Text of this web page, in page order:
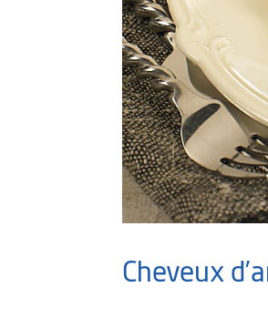
Cheveux